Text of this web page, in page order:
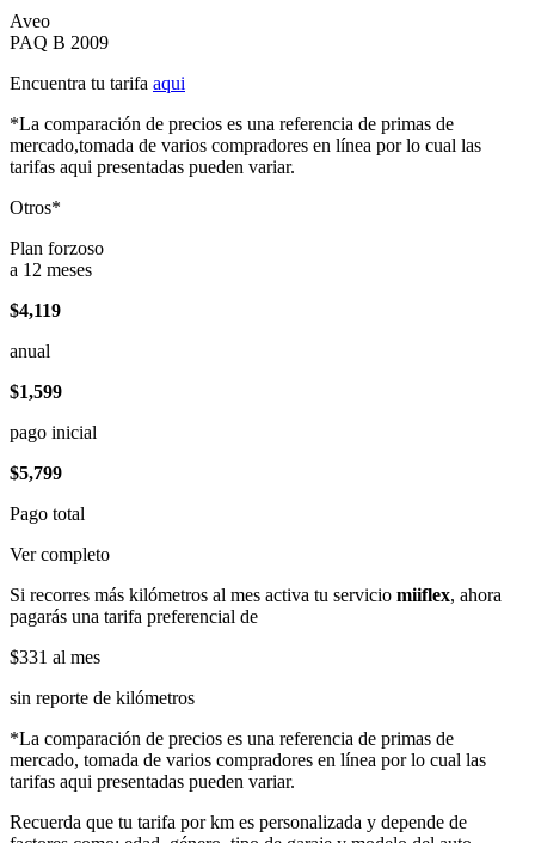
Aveo
PAQ B 2009
Encuentra tu tarifa aqui
*La comparación de precios es una referencia de primas de
mercado,tomada de varios compradores en línea por lo cual las
tarifas aqui presentadas pueden variar.
Otros*
Plan forzoso
a 12 meses
$4,119
anual
$1,599
pago inicial
$5,799
Pago total
Ver completo
Si recorres más kilómetros al mes activa tu servicio miiflex, ahora
pagarás una tarifa preferencial de
$331 al mes
sin reporte de kilómetros
*La comparación de precios es una referencia de primas de
mercado, tomada de varios compradores en línea por lo cual las
tarifas aqui presentadas pueden variar.
Recuerda que tu tarifa por km es personalizada y depende de